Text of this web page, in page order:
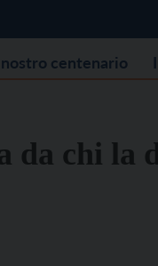
nostro centenario
da chi la